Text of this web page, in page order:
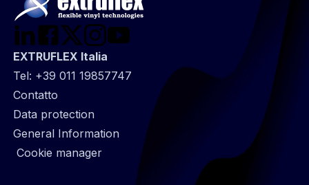
EXTRUFLEX Italia
Tel: +39 011 19857747
@
Footer
infos
Contatto
Data protection
General Information
Cookie manager